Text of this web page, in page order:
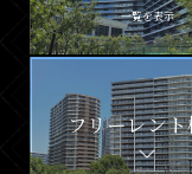
一覧を表示
フリーレン